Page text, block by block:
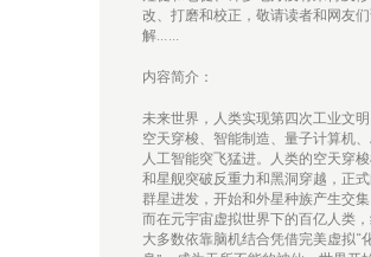
改、打磨和校正，敬请读者和网友
解……
内容简介：
未来世界，人类实现第四次工业文明
空天穿梭、智能制造、量子计算机、
人工智能突飞猛进。人类的空天穿
和星舰突破反重力和黑洞穿越，正式
群星进发，开始和外星种族产生交集
而在元宇宙虚拟世界下的百亿人类
大多数依靠脑机结合凭借完美虚拟“